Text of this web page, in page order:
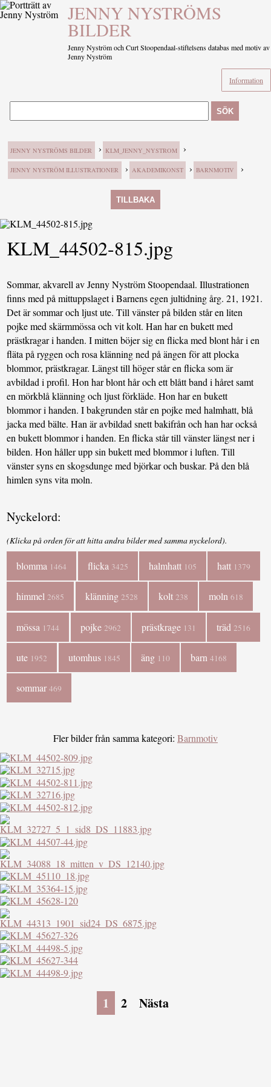
JENNY NYSTRÖMS
BILDER
Jenny Nyström och Curt Stoopendaal-stiftelsens databas med motiv av
Jenny Nyström
Information
SÖK
JENNY NYSTRÖMS BILDER › KLM_JENNY_NYSTROM ›
JENNY NYSTRÖM ILLUSTRATIONER › AKADEMIKONST › BARNMOTIV ›
TILLBAKA
KLM_44502-815.jpg
Sommar, akvarell av Jenny Nyström Stoopendaal. Illustrationen
finns med på mittuppslaget i Barnens egen jultidning årg. 21, 1921.
Det är sommar och ljust ute. Till vänster på bilden står en liten
pojke med skärmmössa och vit kolt. Han har en bukett med
prästkragar i handen. I mitten böjer sig en flicka med blont hår i en
fläta på ryggen och rosa klänning ned på ängen för att plocka
blommor, prästkragar. Längst till höger står en flicka som är
avbildad i profil. Hon har blont hår och ett blått band i håret samt
en mörkblå klänning och ljust förkläde. Hon har en bukett
blommor i handen. I bakgrunden står en pojke med halmhatt, blå
jacka med bälte. Han är avbildad snett bakifrån och han har också
en bukett blommor i handen. En flicka står till vänster längst ner i
bilden. Hon håller upp sin bukett med blommor i luften. Till
vänster syns en skogsdunge med björkar och buskar. På den blå
himlen syns vita moln.
Nyckelord:
(Klicka på orden för att hitta andra bilder med samma nyckelord).
blomma 1464 flicka 3425 halmhatt 105 hatt 1379
himmel 2685 klänning 2528 kolt 238 moln618
mössa 1744 pojke 2962 prästkrage 131 träd 2516
ute 1952 utomhus 1845 äng 110 barn4168
sommar469
Fler bilder från samma kategori: Barnmotiv
1 2 Nästa